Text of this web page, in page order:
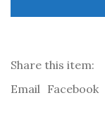
A
Ideias
João
Share this item:
Email Facebook